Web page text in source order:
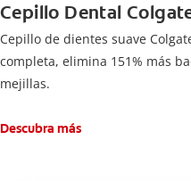
Cepillo Dental
Cepillo de dientes suave
completa, elimina 151% más
mejillas.
Descubra más